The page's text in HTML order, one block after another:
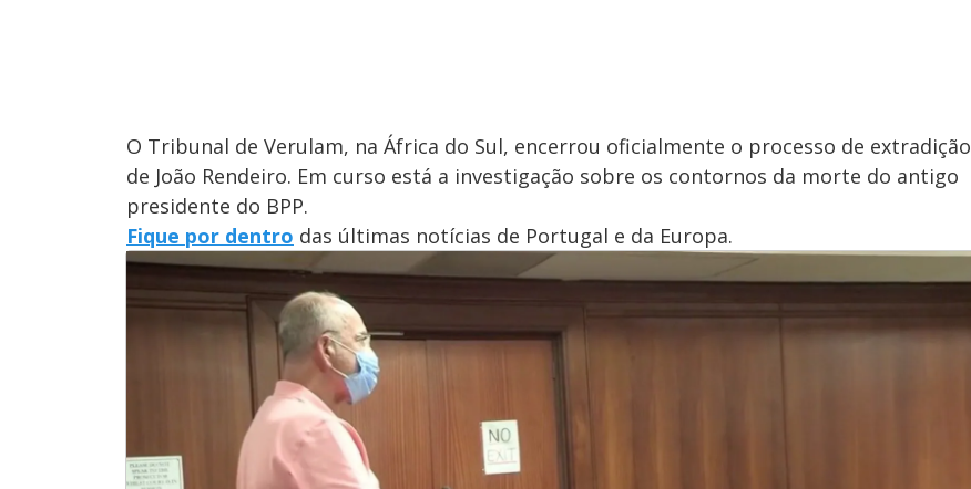
O Tribunal de Verulam, na África do Sul, encerrou oficialmente o processo de extradição
de João Rendeiro. Em curso está a investigação sobre os contornos da morte do antigo
presidente do BPP.
Fique por dentro das últimas notícias de Portugal e da Europa.